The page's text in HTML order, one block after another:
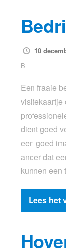
10
B
Een fraaie
visitekaartje
dient goed
een goed
ander dat
kunnen een
Lees het